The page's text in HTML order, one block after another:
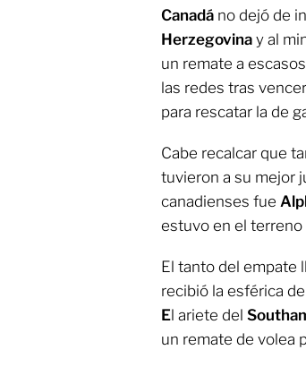
Canadá no dejó de
Herzegovina y al
un remate a
las redes tras
para rescatar la de
Cabe recalcar que
tuvieron a su mejor
canadienses fue
estuvo en el terreno
El tanto del empate
recibió la esférica
El ariete del
un remate de volea